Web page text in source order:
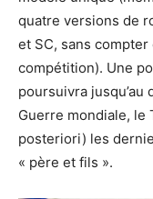
quatre versions de
et SC, sans
compétition). Une
poursuivra jusqu’au
Guerre mondiale, le
posteriori) les
« père et fils ».